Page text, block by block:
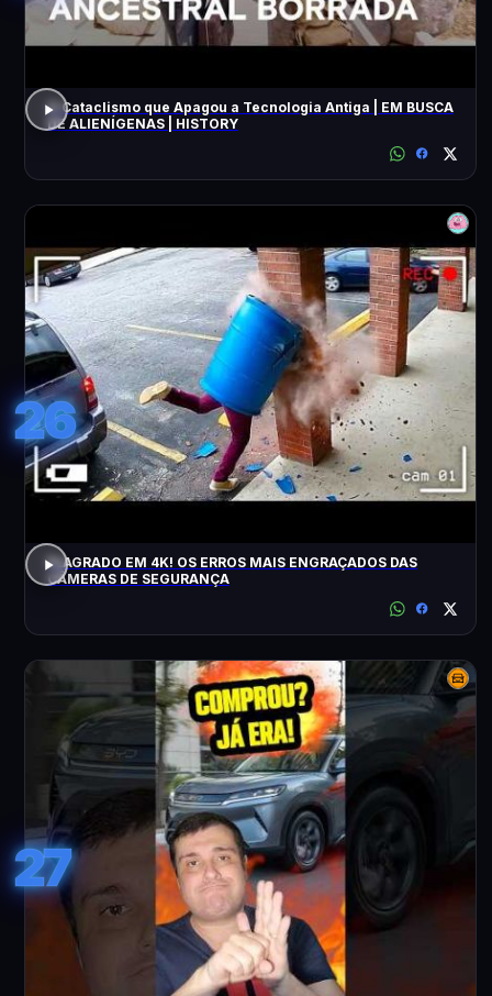
O Cataclismo que Apagou a Tecnologia Antiga | EM BUSCA
DE ALIENÍGENAS | HISTORY
26
FLAGRADO EM 4K! OS ERROS MAIS ENGRAÇADOS DAS
CÂMERAS DE SEGURANÇA
27